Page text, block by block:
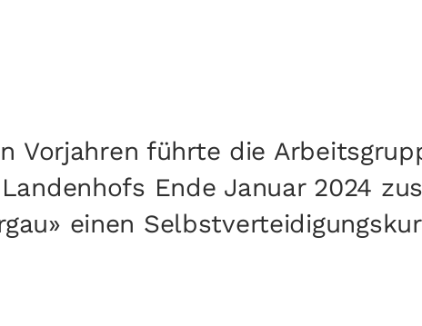
Vorjahren führte die
Ende Januar 2024
einen